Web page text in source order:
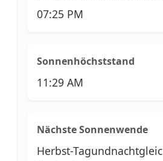
07:25 PM
Sonnenhöchststand
11:29 AM
Nächste Sonnenwende
Herbst-